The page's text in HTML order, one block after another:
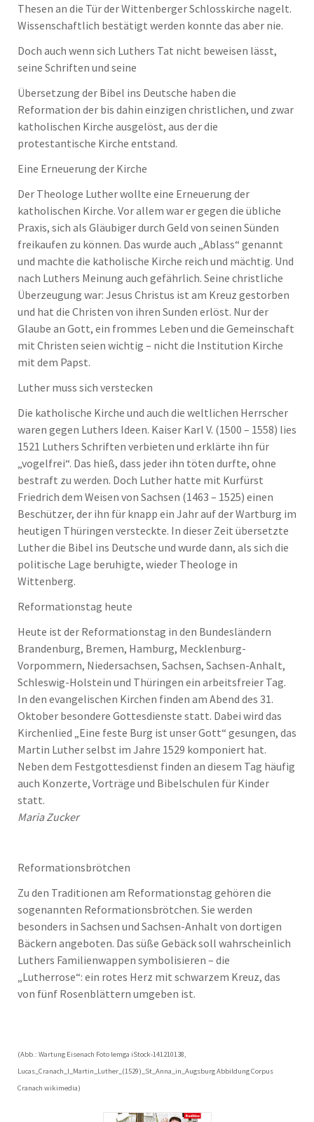
Thesen an die Tür der Wittenberger Schlosskirche nagelt.
Wissenschaftlich bestätigt werden konnte das aber nie.
Doch auch wenn sich Luthers Tat nicht beweisen lässt,
seine Schriften und seine
Übersetzung der Bibel ins Deutsche haben die
Reformation der bis dahin einzigen christlichen, und zwar
katholischen Kirche ausgelöst, aus der die
protestantische Kirche entstand.
Eine Erneuerung der Kirche
Der Theologe Luther wollte eine Erneuerung der
katholischen Kirche. Vor allem war er gegen die übliche
Praxis, sich als Gläubiger durch Geld von seinen Sünden
freikaufen zu können. Das wurde auch „Ablass“ genannt
und machte die katholische Kirche reich und mächtig. Und
nach Luthers Meinung auch gefährlich. Seine christliche
Überzeugung war: Jesus Christus ist am Kreuz gestorben
und hat die Christen von ihren Sunden erlöst. Nur der
Glaube an Gott, ein frommes Leben und die Gemeinschaft
mit Christen seien wichtig – nicht die Institution Kirche
mit dem Papst.
Luther muss sich verstecken
Die katholische Kirche und auch die weltlichen Herrscher
waren gegen Luthers Ideen. Kaiser Karl V. (1500 – 1558) lies
1521 Luthers Schriften verbieten und erklärte ihn für
„vogelfrei“. Das hieß, dass jeder ihn töten durfte, ohne
bestraft zu werden. Doch Luther hatte mit Kurfürst
Friedrich dem Weisen von Sachsen (1463 – 1525) einen
Beschützer, der ihn für knapp ein Jahr auf der Wartburg im
heutigen Thüringen versteckte. In dieser Zeit übersetzte
Luther die Bibel ins Deutsche und wurde dann, als sich die
politische Lage beruhigte, wieder Theologe in
Wittenberg.
Reformationstag heute
Heute ist der Reformationstag in den Bundesländern
Brandenburg, Bremen, Hamburg, Mecklenburg-
Vorpommern, Niedersachsen, Sachsen, Sachsen-Anhalt,
Schleswig-Holstein und Thüringen ein arbeitsfreier Tag.
In den evangelischen Kirchen finden am Abend des 31.
Oktober besondere Gottesdienste statt. Dabei wird das
Kirchenlied „Eine feste Burg ist unser Gott“ gesungen, das
Martin Luther selbst im Jahre 1529 komponiert hat.
Neben dem Festgottesdienst finden an diesem Tag häufig
auch Konzerte, Vorträge und Bibelschulen für Kinder
statt.
Maria Zucker
Reformationsbrötchen
Zu den Traditionen am Reformationstag gehören die
sogenannten Reformationsbrötchen. Sie werden
besonders in Sachsen und Sachsen-Anhalt von dortigen
Bäckern angeboten. Das süße Gebäck soll wahrscheinlich
Luthers Familienwappen symbolisieren – die
„Lutherrose“: ein rotes Herz mit schwarzem Kreuz, das
von fünf Rosenblättern umgeben ist.
(Abb.: Wartung Eisenach Foto lemga iStock-141210138,
Lucas_Cranach_I_Martin_Luther_(1529)_St_Anna_in_Augsburg Abbildung Corpus
Cranach wikimedia)